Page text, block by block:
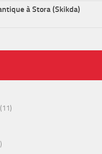
à Stora (Skikda)
(11)